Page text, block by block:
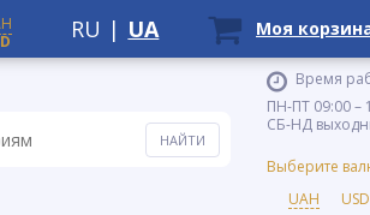
Время
ПН-ПТ 09:00 –
СБ-НД
Выберите
UAH
USD
RU | UA Моя